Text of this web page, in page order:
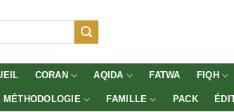
CORAN AQIDA FATWA FIQH
MÉTHODOLOGIE FAMILLE PACK